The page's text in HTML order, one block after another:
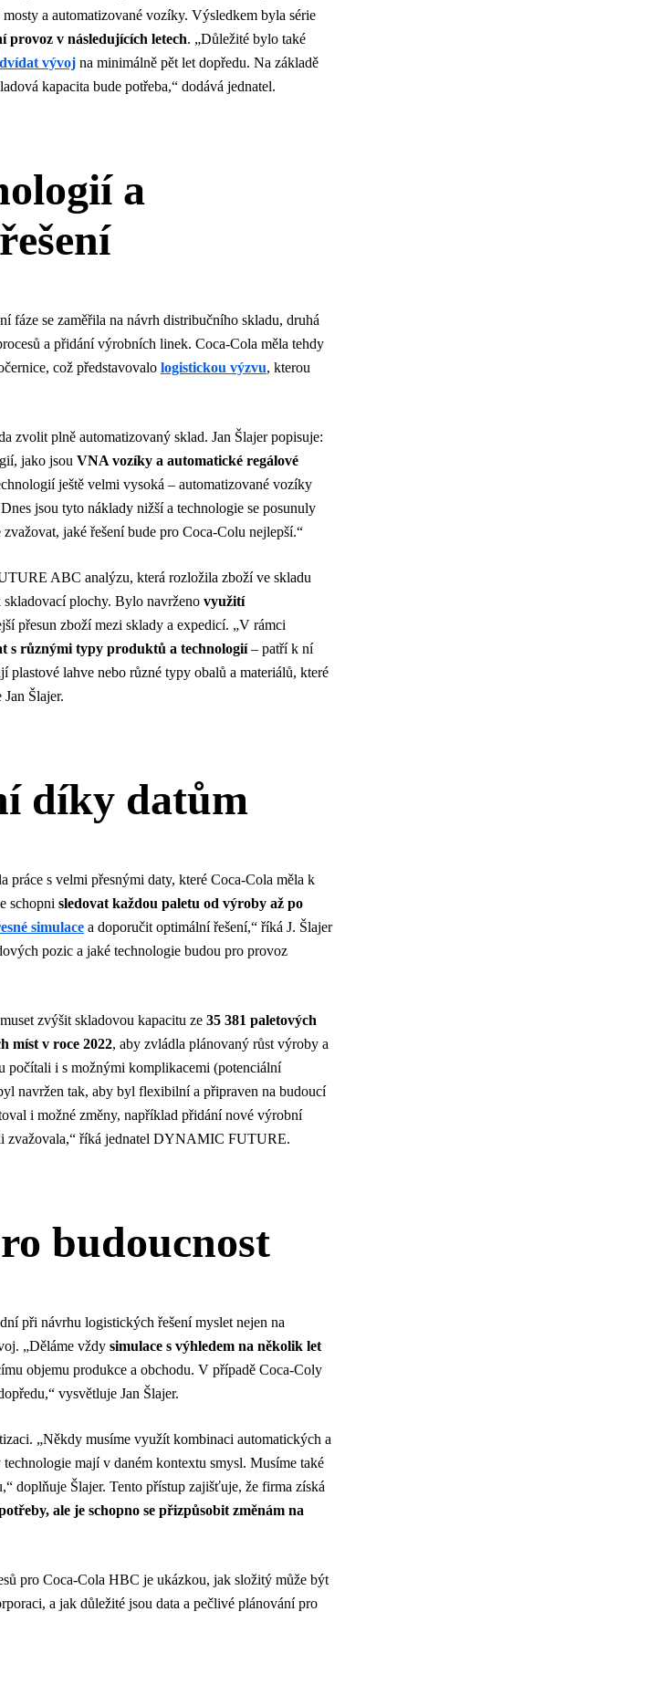
a automatizované vozíky. Výsledkem byla série
provoz v následujících letech. „Důležité bylo také
vývoj na minimálně pět let dopředu. Na základě
kapacita bude potřeba,“ dodává jednatel.
a
fáze se zaměřila na návrh distribučního skladu, druhá
a přidání výrobních linek. Coca-Cola měla tehdy
což představovalo logistickou výzvu, kterou
zvolit plně automatizovaný sklad. Jan Šlajer popisuje:
jako jsou VNA vozíky a automatické regálové
ještě velmi vysoká – automatizované vozíky
jsou tyto náklady nižší a technologie se posunuly
jaké řešení bude pro Coca-Colu nejlepší.“
ABC analýzu, která rozložila zboží ve skladu
plochy. Bylo navrženo využití
přesun zboží mezi sklady a expedicí. „V rámci
s různými typy produktů a technologií– patří k ní
plastové lahve nebo různé typy obalů a materiálů, které
Šlajer.
díky datům
práce s velmi přesnými daty, které Coca-Cola měla k
schopni sledovat každou paletu od výroby až po
simulace a doporučit optimální řešení,“ říká J. Šlajer
pozic a jaké technologie budou pro provoz
zvýšit skladovou kapacitu ze 35 381 paletových
míst v roce 2022, aby zvládla plánovaný růst výroby a
počítali i s možnými komplikacemi (potenciální
navržen tak, aby byl flexibilní a připraven na budoucí
i možné změny, například přidání nové výrobní
zvažovala,“ říká jednatel DYNAMIC FUTURE.
budoucnost
při návrhu logistických řešení myslet nejen na
„Děláme vždy simulace s výhledem na několik let
objemu produkce a obchodu. V případě Coca-Coly
vysvětluje Jan Šlajer.
„Někdy musíme využít kombinaci automatických a
mají v daném kontextu smysl. Musíme také
doplňuje Šlajer. Tento přístup zajišťuje, že firma získá
ale je schopno se přizpůsobit změnám na
pro Coca-Cola HBC je ukázkou, jak složitý může být
a jak důležité jsou data a pečlivé plánování pro